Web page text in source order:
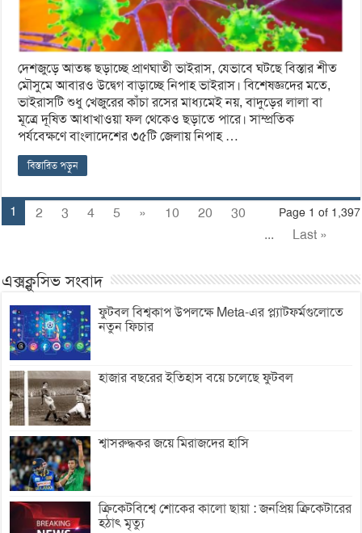
দেশজুড়ে আতঙ্ক ছড়াচ্ছে প্রাণঘাতী ভাইরাস, যেভাবে ঘটছে বিস্তার শীত
মৌসুমে আবারও উদ্বেগ বাড়াচ্ছে নিপাহ ভাইরাস। বিশেষজ্ঞদের মতে,
ভাইরাসটি শুধু খেজুরের কাঁচা রসের মাধ্যমেই নয়, বাদুড়ের লালা বা
মূত্রে দূষিত আধাখাওয়া ফল থেকেও ছড়াতে পারে। সাম্প্রতিক
পর্যবেক্ষণে বাংলাদেশের ৩৫টি জেলায় নিপাহ …
বিস্তারিত পড়ুন
Page 1 of 1,397
1 2 3 4 5 » 10 20
30
...
Last »
এক্সক্লুসিভ সংবাদ
ফুটবল বিশ্বকাপ উপলক্ষে Meta-এর প্ল্যাটফর্মগুলোতে
নতুন ফিচার
হাজার বছরের ইতিহাস বয়ে চলেছে ফুটবল
শ্বাসরুদ্ধকর জয়ে মিরাজদের হাসি
ক্রিকেটবিশ্বে শোকের কালো ছায়া : জনপ্রিয় ক্রিকেটারের
হঠাৎ মৃত্যু